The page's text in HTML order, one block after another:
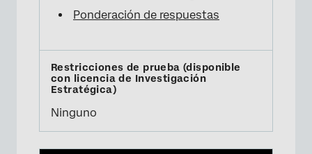
Ponderación de respuestas
Ninguno